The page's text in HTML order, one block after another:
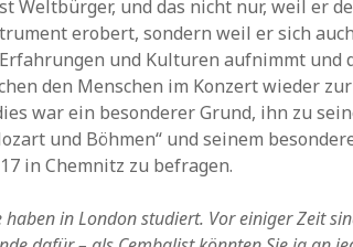
Weltbürger, und das nicht nur, weil er
erobert, sondern weil er sich
und Kulturen aufnimmt und
den Menschen im Konzert wieder
war ein besonderer Grund, ihn zu
und Böhmen“ und seinem
in Chemnitz zu befragen.
haben in London studiert. Vor einiger Zeit